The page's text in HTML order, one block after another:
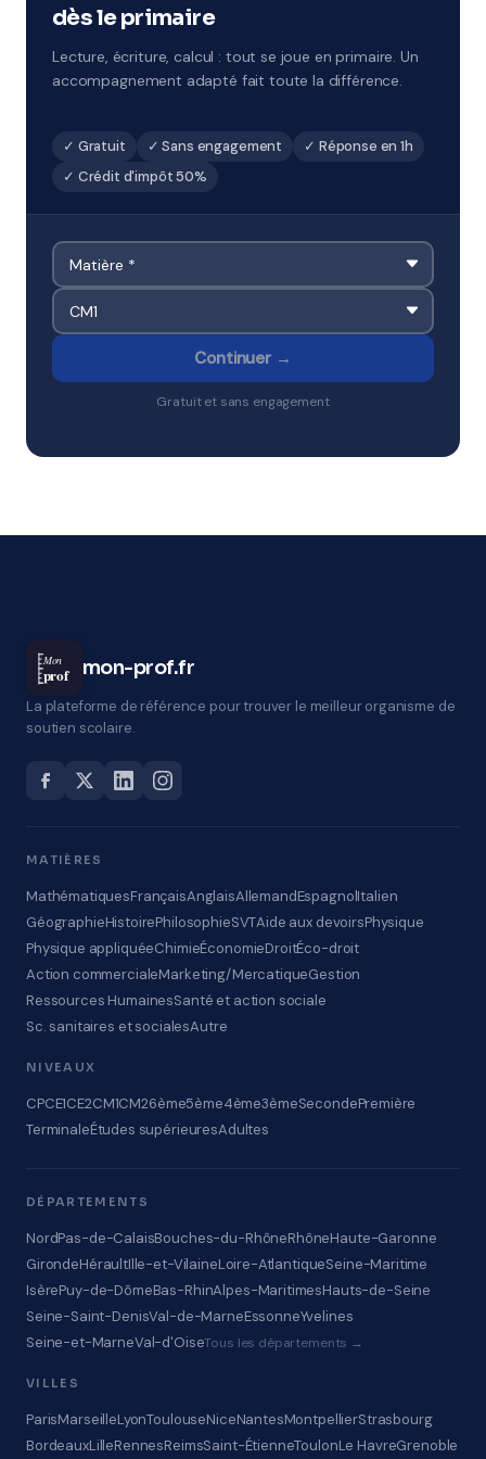
secteur.
dès le primaire
Lecture, écriture, calcul : tout se joue en primaire. Un
accompagnement adapté fait toute la différence.
✓ Gratuit ✓ Sans engagement
✓ Réponse en 1h
✓ Crédit d'impôt 50%
Continuer →
Gratuit et sans engagement
Mon
prof mon-prof.fr
La plateforme de référence pour trouver le meilleur organisme de
soutien scolaire.
MATIÈRES
MathématiquesFrançaisAnglaisAllemandEspagnolItalien
GéographieHistoirePhilosophieSVTAide aux devoirsPhysique
Physique appliquéeChimieÉconomieDroitÉco-droit
Action commercialeMarketing/MercatiqueGestion
Ressources HumainesSanté et action sociale
Sc. sanitaires et socialesAutre
NIVEAUX
CPCE1CE2CM1CM26ème5ème4ème3èmeSecondePremière
TerminaleÉtudes supérieuresAdultes
DÉPARTEMENTS
NordPas-de-CalaisBouches-du-RhôneRhôneHaute-Garonne
GirondeHéraultIlle-et-VilaineLoire-AtlantiqueSeine-Maritime
IsèrePuy-de-DômeBas-RhinAlpes-MaritimesHauts-de-Seine
Seine-Saint-DenisVal-de-MarneEssonneYvelines
Seine-et-MarneVal-d'OiseTous les départements →
VILLES
ParisMarseilleLyonToulouseNiceNantesMontpellierStrasbourg
BordeauxLilleRennesReimsSaint-ÉtienneToulonLe HavreGrenoble